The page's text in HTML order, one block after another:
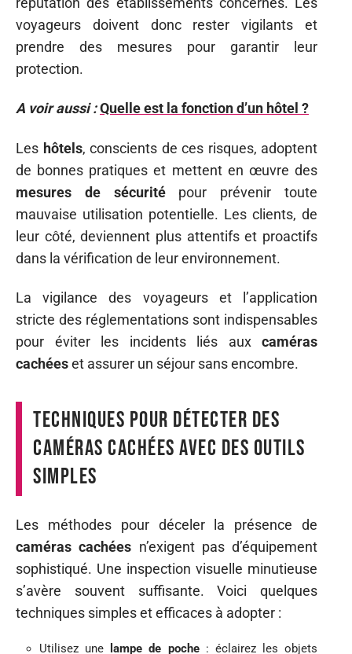
voyageurs doivent donc rester vigilants et
prendre des mesures pour garantir leur
protection.
A voir aussi :Quelle est la fonction d’un hôtel ?
Les hôtels, conscients de ces risques, adoptent
de bonnes pratiques et mettent en œuvre des
mesures de sécuritépour prévenir toute
mauvaise utilisation potentielle. Les clients, de
leur côté, deviennent plus attentifs et proactifs
dans la vérification de leur environnement.
La vigilance des voyageurs et l’application
stricte des réglementations sont indispensables
pour éviter les incidents liés aux caméras
cachéeset assurer un séjour sans encombre.
Techniques pour détecter des
caméras cachées avec des outils
simples
Les méthodes pour déceler la présence de
caméras cachées n’exigent pas d’équipement
sophistiqué. Une inspection visuelle minutieuse
s’avère souvent suffisante. Voici quelques
techniques simples et efficaces à adopter :
Utilisez une lampe de poche: éclairez les objets